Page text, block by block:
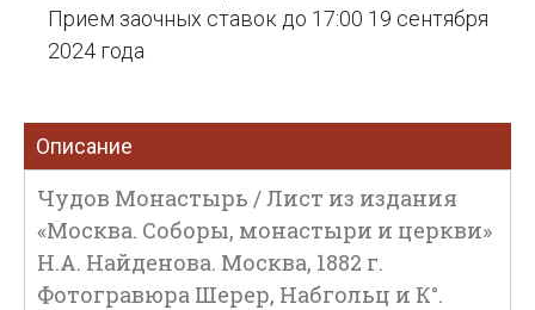
Прием заочных ставок до 17:00 19 сентября
2024 года
Описание
Чудов Монастырь / Лист из издания
«Москва. Соборы, монастыри и церкви»
Н.А. Найденова. Москва, 1882 г.
Фотогравюра Шерер, Набгольц и К°.